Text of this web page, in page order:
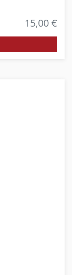
15,00 €